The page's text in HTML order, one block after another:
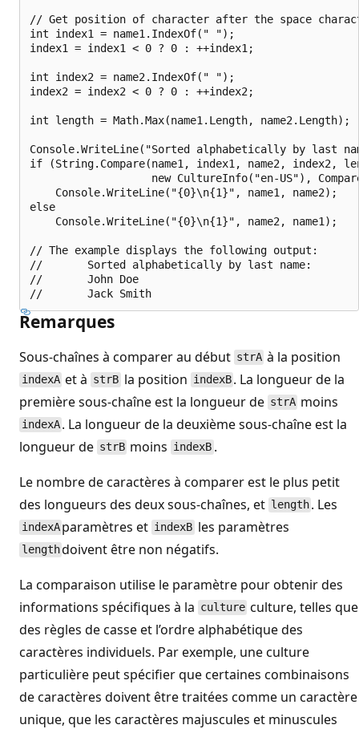
// Get position of character after the space
int index1 = name1.IndexOf(" ");
index1 = index1 < 0 ? 0 : ++index1;
int index2 = name2.IndexOf(" ");
index2 = index2 < 0 ? 0 : ++index2;
int length = Math.Max(name1.Length, name2.Length);
Console.WriteLine("Sorted alphabetically by last
if (String.Compare(name1, index1, name2, index2,
new CultureInfo("en-US"),
    Console.WriteLine("{0}\n{1}", name1, name2);
else
    Console.WriteLine("{0}\n{1}", name2, name1);
// The example displays the following output:
//       Sorted alphabetically by last name:
//       John Doe
Remarques
Sous-chaînes à comparer au début strA à la position
indexA et à strBla position indexB . La longueur de la
première sous-chaîne est la longueur de strA moins
indexA . La longueur de la deuxième sous-chaîne est la
longueur de strB moins indexB .
Le nombre de caractères à comparer est le plus petit
des longueurs des deux sous-chaînes, et length . Les
indexA paramètres et indexB les paramètres
lengthdoivent être non négatifs.
La comparaison utilise le paramètre pour obtenir des
informations spécifiques à la culture culture, telles que
des règles de casse et l’ordre alphabétique des
caractères individuels. Par exemple, une culture
particulière peut spécifier que certaines combinaisons
de caractères doivent être traitées comme un caractère
unique, que les caractères majuscules et minuscules